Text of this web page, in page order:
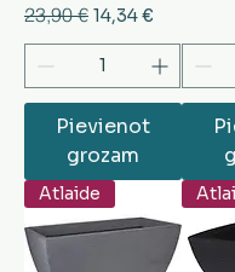
Parastā cena
23,90 € Izpārdošanas
14,34 €
Pievienot
grozam
Atlaide